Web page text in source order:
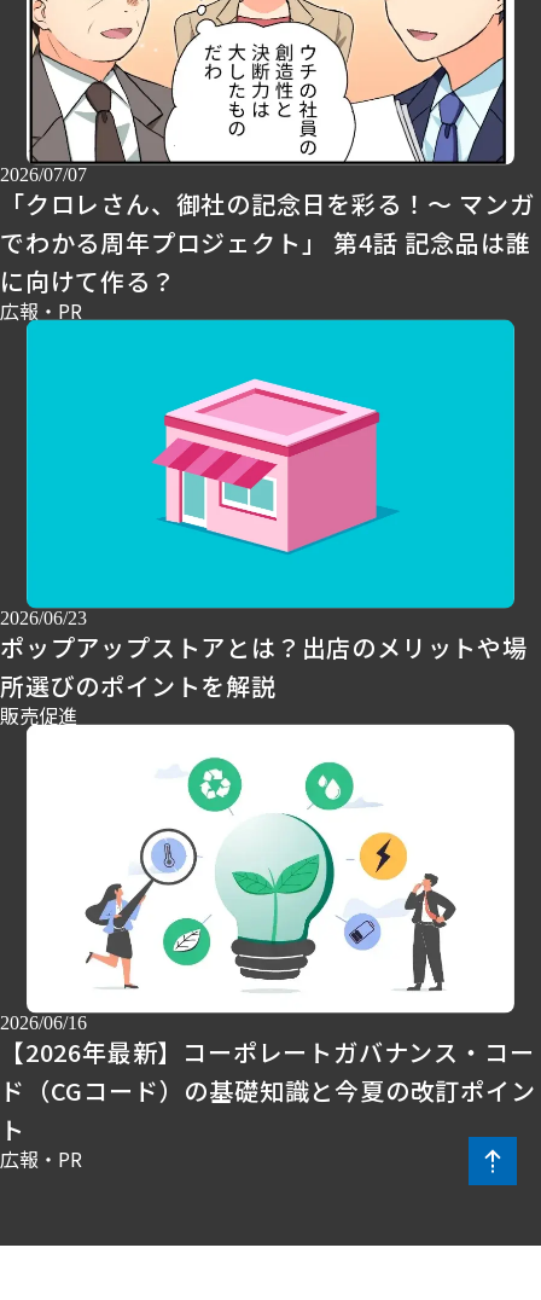
2026/07/07
「クロレさん、御社の記念日を彩る！～ マンガ
でわかる周年プロジェクト」 第4話 記念品は誰
に向けて作る？
広報・PR
2026/06/23
ポップアップストアとは？出店のメリットや場
所選びのポイントを解説
販売促進
2026/06/16
【2026年最新】コーポレートガバナンス・コー
ド（CGコード）の基礎知識と今夏の改訂ポイン
ト
広報・PR